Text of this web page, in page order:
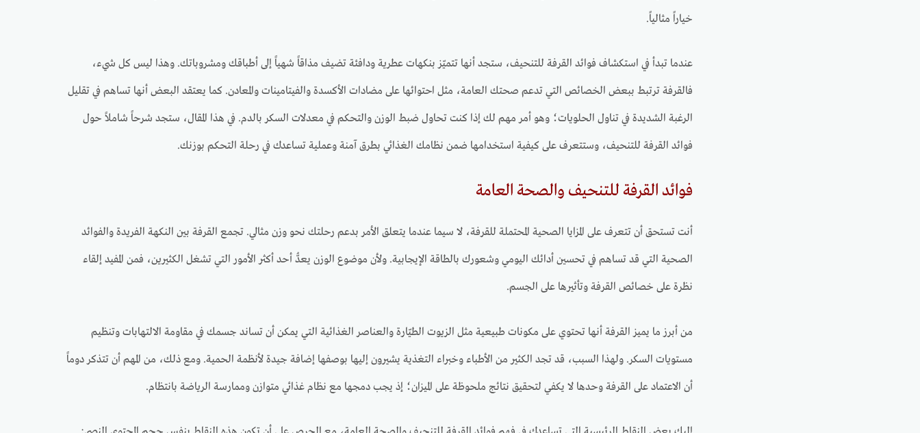
خياراً مثالياً.
عندما تبدأ في استكشاف فوائد القرفة للتنحيف، ستجد أنها تتميّز بنكهات عطرية ودافئة تضيف مذاقاً شهياً إلى أطباقك ومشروباتك. وهذا ليس كل شيء،
فالقرفة ترتبط ببعض الخصائص التي تدعم صحتك العامة، مثل احتوائها على مضادات الأكسدة والفيتامينات والمعادن. كما يعتقد البعض أنها تساهم في تقليل
الرغبة الشديدة في تناول الحلويات؛ وهو أمر مهم لك إذا كنت تحاول ضبط الوزن والتحكم في معدلات السكر بالدم. في هذا المقال، ستجد شرحاً شاملاً حول
فوائد القرفة للتنحيف، وستتعرف على كيفية استخدامها ضمن نظامك الغذائي بطرق آمنة وعملية تساعدك في رحلة التحكم بوزنك.
فوائد القرفة للتنحيف والصحة العامة
أنت تستحق أن تتعرف على المزايا الصحية المحتملة للقرفة، لا سيما عندما يتعلق الأمر بدعم رحلتك نحو وزن مثالي. تجمع القرفة بين النكهة الفريدة والفوائد
الصحية التي قد تساهم في تحسين أدائك اليومي وشعورك بالطاقة الإيجابية. ولأن موضوع الوزن يعدُّ أحد أكثر الأمور التي تشغل الكثيرين، فمن المفيد إلقاء
نظرة على خصائص القرفة وتأثيرها على الجسم.
من أبرز ما يميز القرفة أنها تحتوي على مكونات طبيعية مثل الزيوت الطيّارة والعناصر الغذائية التي يمكن أن تساند جسمك في مقاومة الالتهابات وتنظيم
مستويات السكر. ولهذا السبب، قد تجد الكثير من الأطباء وخبراء التغذية يشيرون إليها بوصفها إضافة جيدة لأنظمة الحمية. ومع ذلك، من المهم أن تتذكر دوماً
أن الاعتماد على القرفة وحدها لا يكفي لتحقيق نتائج ملحوظة على الميزان؛ إذ يجب دمجها مع نظام غذائي متوازن وممارسة الرياضة بانتظام.